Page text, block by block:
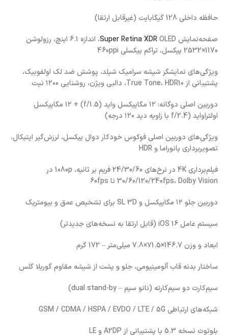
حافظه داخلی 128 گیگابایت (غیرقابل ارتقا)
صفحه‌نمایش
Super Retina XDR
OLED، اندازه 6.1 اینچ، رزولوشن
1170×2532 پیکسل، تراکم پیکسلی 460ppi
ویژگی‌های نمایشگر شیشه سرامیک شیلد، پوشش ضد لک اولفوبیک،
پشتیبانی از True Tone، HDR10، دالبی ویژن، روشنایی ۱۲۰۰ نیت
دوربین اصلی دوگانه: ۱۲ مگاپیکسل واید (f/1.5) + ۱۲ مگاپیکسل
اولتراواید (f/2.4 با زاویه دید ۱۲۰ درجه)
ویژگی‌های دوربین اصلی فوکوس خودکار دوال پیکسل، لرزش‌گیر اپتیکال،
تصویربرداری پانوراما و HDR
فیلم‌برداری 4K در نرخ‌های 24/30/60 فریم بر ثانیه، 1080p در
30/60/120/240fps، Dolby Vision تا 60fps
دوربین جلو ۱۲ مگاپیکسل و SL 3D برای تشخیص عمق و بیومتریک
سیستم عامل iOS 16 (قابل ارتقا به نسخه‌های جدیدتر)
ابعاد و وزن 146.7×71.5×7.8 میلی‌متر – 172 گرم
ساختار بدنه قاب آلومینیومی، جلو و پشت از شیشه مقاوم گوریلا گلس
سیم‌کارت دو سیم‌کارته (نانو سیم – dual stand-by)
شبکه‌های ارتباطی GSM / CDMA / HSPA / EVDO / LTE / 5G
بلوتوث نسخه 5.3 با پشتیبانی از A2DP و LE